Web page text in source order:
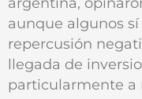
aunque algunos
repercusión
llegada de
particularmente a